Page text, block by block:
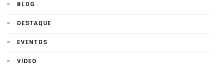
BLOG
DESTAQUE
EVENTOS
VÍDEO